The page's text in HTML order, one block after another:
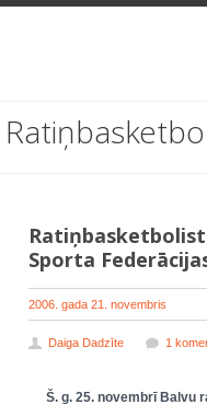
Sporta
2006. gada 21. novembris
Daiga Dadzīte 1
Š. g. 25. novembrī Balvu